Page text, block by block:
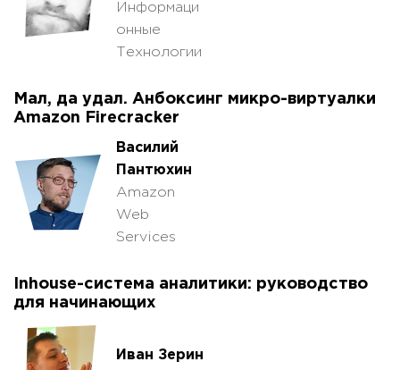
Информаци
онные
Технологии
Мал, да удал. Анбоксинг микро-виртуалки
Amazon Firecracker
Василий
Пантюхин
Amazon
Web
Services
Inhouse-система аналитики: руководство
для начинающих
Иван Зерин